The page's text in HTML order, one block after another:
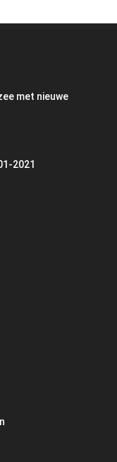
met nieuwe
2021